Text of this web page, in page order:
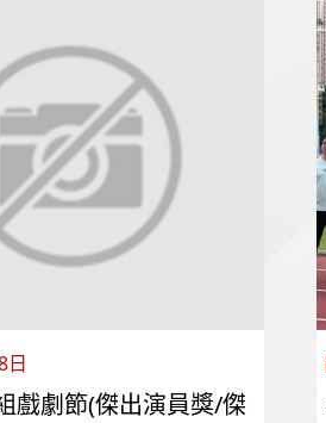
日
戲劇節(傑出演員獎/傑